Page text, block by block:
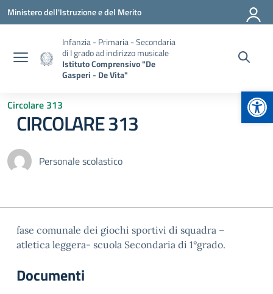
Vai ai contenuti
Vai al menu di navigazione
Vai al footer
Ministero dell'Istruzione e del Merito
Infanzia - Primaria - Secondaria
di I grado ad indirizzo musicale
Istituto Comprensivo "De
Gasperi - De Vita"
Circolare 313
CIRCOLARE 313
Personale scolastico
fase comunale dei giochi sportivi di squadra –
atletica leggera- scuola Secondaria di 1°grado.
Documenti